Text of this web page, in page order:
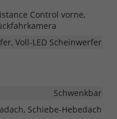
Control vorne,
Voll-LED Scheinwerfer
Schwenkbar
Schiebe-Hebedach